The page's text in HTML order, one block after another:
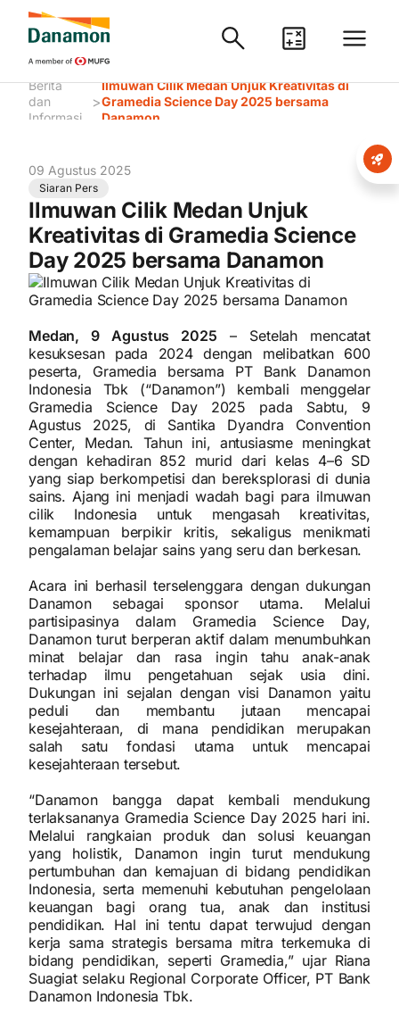
Berita
dan
Informasi
>
Ilmuwan Cilik Medan Unjuk Kreativitas di
Gramedia Science Day 2025 bersama
Danamon
09 Agustus 2025
Siaran Pers
Ilmuwan Cilik Medan Unjuk
Kreativitas di Gramedia Science
Day 2025 bersama Danamon
Medan, 9 Agustus 2025 – Setelah mencatat
kesuksesan pada 2024 dengan melibatkan 600
peserta, Gramedia bersama PT Bank Danamon
Indonesia Tbk (“Danamon”) kembali menggelar
Gramedia Science Day 2025 pada Sabtu, 9
Agustus 2025, di Santika Dyandra Convention
Center, Medan. Tahun ini, antusiasme meningkat
dengan kehadiran 852 murid dari kelas 4–6 SD
yang siap berkompetisi dan bereksplorasi di dunia
sains. Ajang ini menjadi wadah bagi para ilmuwan
cilik Indonesia untuk mengasah kreativitas,
kemampuan berpikir kritis, sekaligus menikmati
pengalaman belajar sains yang seru dan berkesan.
Acara ini berhasil terselenggara dengan dukungan
Danamon sebagai sponsor utama. Melalui
partisipasinya dalam Gramedia Science Day,
Danamon turut berperan aktif dalam menumbuhkan
minat belajar dan rasa ingin tahu anak-anak
terhadap ilmu pengetahuan sejak usia dini.
Dukungan ini sejalan dengan visi Danamon yaitu
peduli dan membantu jutaan mencapai
kesejahteraan, di mana pendidikan merupakan
salah satu fondasi utama untuk mencapai
kesejahteraan tersebut.
“Danamon bangga dapat kembali mendukung
terlaksananya Gramedia Science Day 2025 hari ini.
Melalui rangkaian produk dan solusi keuangan
yang holistik, Danamon ingin turut mendukung
pertumbuhan dan kemajuan di bidang pendidikan
Indonesia, serta memenuhi kebutuhan pengelolaan
keuangan bagi orang tua, anak dan institusi
pendidikan. Hal ini tentu dapat terwujud dengan
kerja sama strategis bersama mitra terkemuka di
bidang pendidikan, seperti Gramedia,” ujar Riana
Suagiat selaku Regional Corporate Officer, PT Bank
Danamon Indonesia Tbk.